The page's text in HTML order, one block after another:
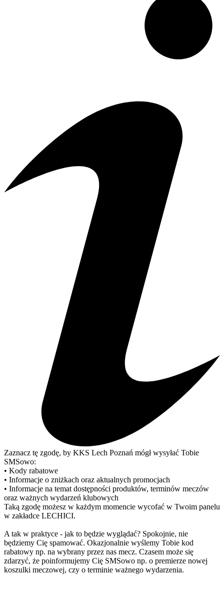
Zaznacz tę zgodę, by KKS Lech Poznań mógł wysyłać Tobie
SMSowo:
• Kody rabatowe
• Informacje o zniżkach oraz aktualnych promocjach
• Informacje na temat dostępności produktów, terminów meczów
oraz ważnych wydarzeń klubowych
Taką zgodę możesz w każdym momencie wycofać w Twoim panelu
w zakładce LECHICI.
A tak w praktyce - jak to będzie wyglądać? Spokojnie, nie
będziemy Cię spamować. Okazjonalnie wyślemy Tobie kod
rabatowy np. na wybrany przez nas mecz. Czasem może się
zdarzyć, że poinformujemy Cię SMSowo np. o premierze nowej
koszulki meczowej, czy o terminie ważnego wydarzenia.